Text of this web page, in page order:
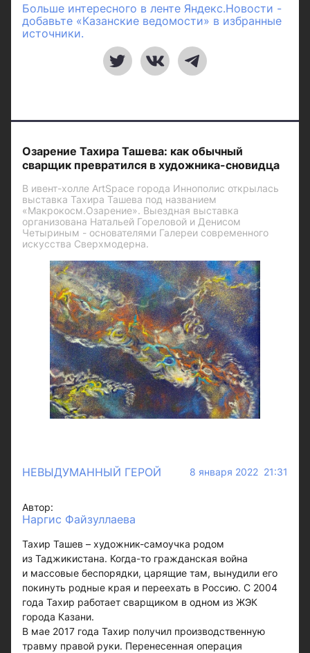
Больше интересного в ленте Яндекс.Новости -
добавьте «Казанские ведомости» в избранные
источники.
Озарение Тахира Ташева: как обычный
сварщик превратился в художника-сновидца
В ивент-холле ArtSpace города Иннополис открылась
выставка Тахира Ташева под названием
«Макрокосм.Озарение». Выездная выставка
организована Натальей Гореловой и Денисом
Четыриным - основателями Галереи современного
искусства Сверхмодерна.
НЕВЫДУМАННЫЙ ГЕРОЙ 8 января 2022 21:31
Автор:
Наргис Файзуллаева
Тахир Ташев – художник-самоучка родом
из Таджикистана. Когда-то гражданская война
и массовые беспорядки, царящие там, вынудили его
покинуть родные края и переехать в Россию. С 2004
года Тахир работает сварщиком в одном из ЖЭК
города Казани.
В мае 2017 года Тахир получил производственную
травму правой руки. Перенесенная операция